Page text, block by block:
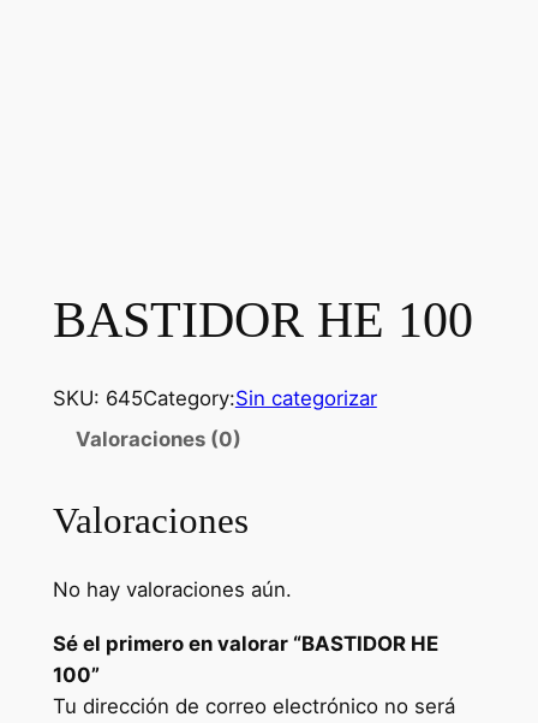
BASTIDOR HE 100
SKU: 645Category:Sin categorizar
Valoraciones (0)
Valoraciones
No hay valoraciones aún.
Sé el primero en valorar “BASTIDOR HE
100”
Tu dirección de correo electrónico no será